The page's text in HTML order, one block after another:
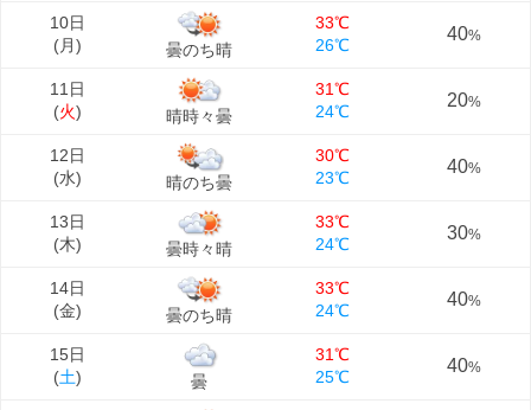
10日
(月) 曇のち晴
33℃
26℃
40%
11日
(火) 晴時々曇
31℃
24℃
20%
12日
(水) 晴のち曇
30℃
23℃
40%
13日
(木) 曇時々晴
33℃
24℃
30%
14日
(金) 曇のち晴
33℃
24℃
40%
15日
(土) 曇
31℃
25℃
40%